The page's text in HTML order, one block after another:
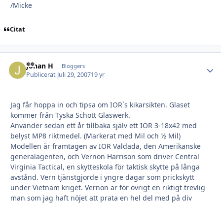
/Micke
Citat
Johan H Bloggers
Publicerat Juli 29, 200719 yr
Jag får hoppa in och tipsa om IOR´s kikarsikten. Glaset
kommer från Tyska Schott Glaswerk.
Använder sedan ett år tillbaka själv ett IOR 3-18x42 med
belyst MP8 riktmedel. (Markerat med Mil och ½ Mil)
Modellen är framtagen av IOR Valdada, den Amerikanske
generalagenten, och Vernon Harrison som driver Central
Virginia Tactical, en skytteskola för taktisk skytte på långa
avstånd. Vern tjänstgjorde i yngre dagar som prickskytt
under Vietnam kriget. Vernon är för övrigt en riktigt trevlig
man som jag haft nöjet att prata en hel del med på div